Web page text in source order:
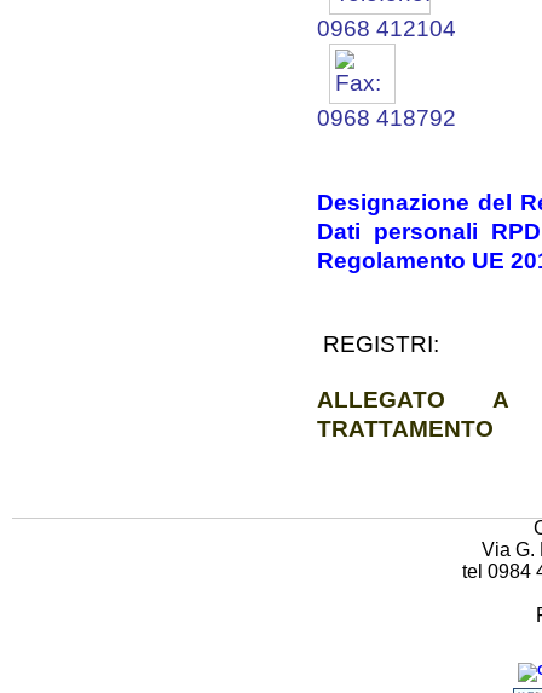
0968 412104
0968 418792
Designazione del
Dati personali RPD
Regolamento UE
REGISTRI:
ALLEGATO A
TRATTAMENTO
Via G.
tel 0984